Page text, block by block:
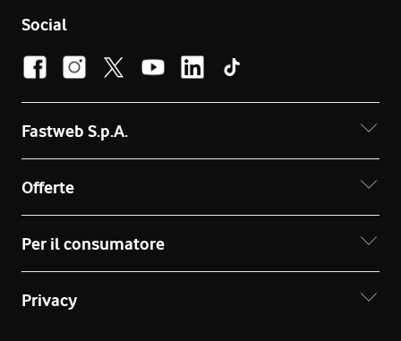
Social
Fastweb S.p.A.
Offerte
Per il consumatore
Privacy